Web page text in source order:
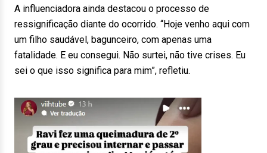
A influenciadora ainda destacou o processo de
ressignificação diante do ocorrido. “Hoje venho aqui com
um filho saudável, bagunceiro, com apenas uma
fatalidade. E eu consegui. Não surtei, não tive crises. Eu
sei o que isso significa para mim”, refletiu.